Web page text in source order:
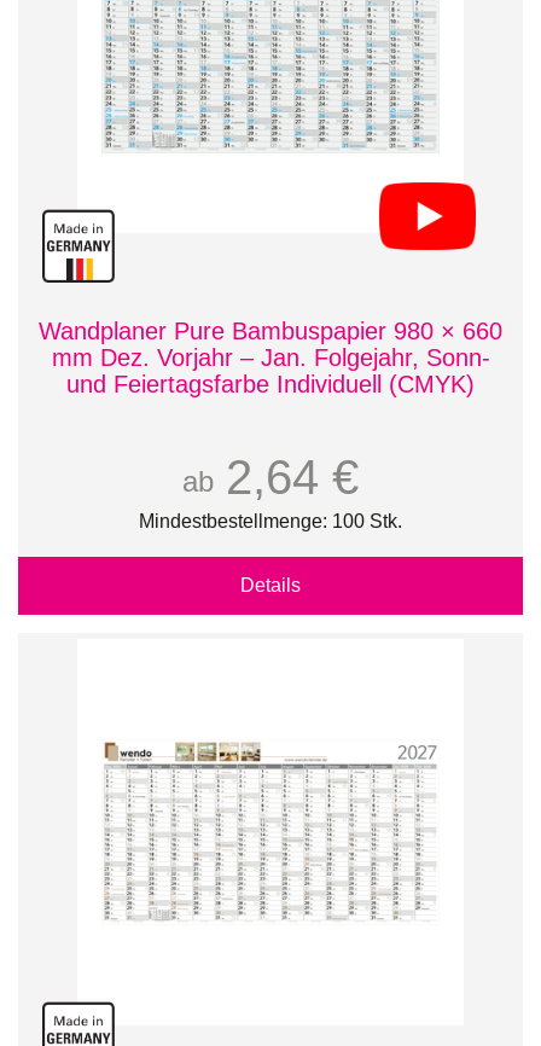
Wandplaner Pure Bambuspapier 980 × 660
mm Dez. Vorjahr – Jan. Folgejahr, Sonn-
und Feiertagsfarbe Individuell (CMYK)
ab 2,64 €
Mindestbestellmenge: 100 Stk.
Details